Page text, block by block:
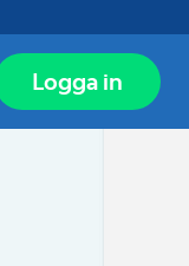
Logga in